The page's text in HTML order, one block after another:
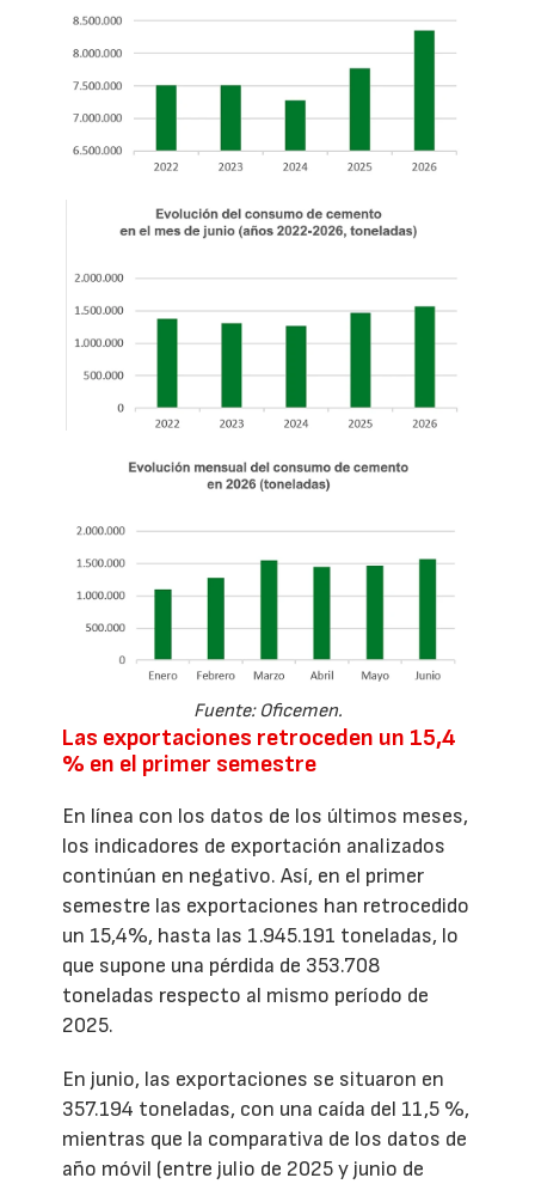
Fuente: Oficemen.
Las exportaciones retroceden un 15,4
% en el primer semestre
En línea con los datos de los últimos meses,
los indicadores de exportación analizados
continúan en negativo. Así, en el primer
semestre las exportaciones han retrocedido
un 15,4%, hasta las 1.945.191 toneladas, lo
que supone una pérdida de 353.708
toneladas respecto al mismo período de
2025.
En junio, las exportaciones se situaron en
357.194 toneladas, con una caída del 11,5 %,
mientras que la comparativa de los datos de
año móvil (entre julio de 2025 y junio de